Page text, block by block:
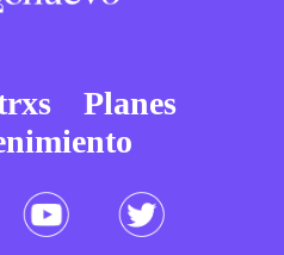
Planes